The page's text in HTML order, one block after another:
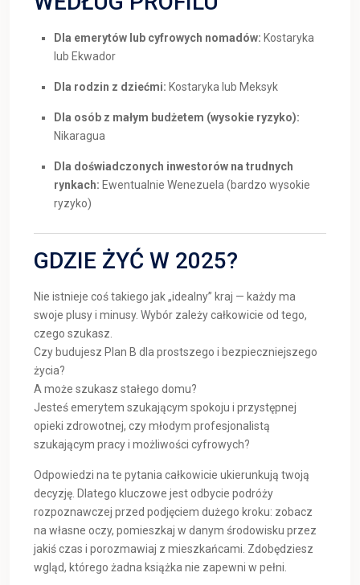
Dla emerytów lub cyfrowych nomadów: Kostaryka
lub Ekwador
Dla rodzin z dziećmi: Kostaryka lub Meksyk
Dla osób z małym budżetem (wysokie ryzyko):
Nikaragua
Dla doświadczonych inwestorów na trudnych
rynkach: Ewentualnie Wenezuela (bardzo wysokie
ryzyko)
GDZIE ŻYĆ W 2025?
Nie istnieje coś takiego jak „idealny” kraj — każdy ma
swoje plusy i minusy. Wybór zależy całkowicie od tego,
czego szukasz.
Czy budujesz Plan B dla prostszego i bezpieczniejszego
życia?
A może szukasz stałego domu?
Jesteś emerytem szukającym spokoju i przystępnej
opieki zdrowotnej, czy młodym profesjonalistą
szukającym pracy i możliwości cyfrowych?
Odpowiedzi na te pytania całkowicie ukierunkują twoją
decyzję. Dlatego kluczowe jest odbycie podróży
rozpoznawczej przed podjęciem dużego kroku: zobacz
na własne oczy, pomieszkaj w danym środowisku przez
jakiś czas i porozmawiaj z mieszkańcami. Zdobędziesz
wgląd, którego żadna książka nie zapewni w pełni.